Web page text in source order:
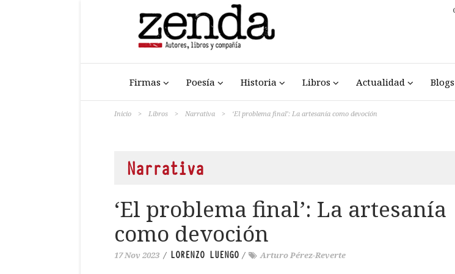
Firmas Poesía Historia Libros Actualidad Blogs
Inicio > Libros > Narrativa > ‘El problema final’: La artesanía como devoción
Narrativa
‘El problema final’: La artesanía
como devoción
17 Nov 2023 / LORENZO LUENGO / Arturo Pérez-Reverte